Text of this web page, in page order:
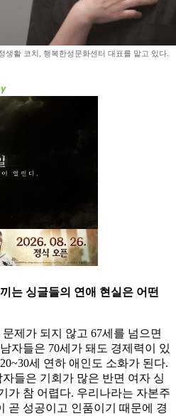
생활 코치, 행복한성문화센터 대표를 맡고 있다.
는 싱글들의 연애 현실은 어떤
제가 되지 않고 67세를 넘으면
자들은 70세가 돼도 경제력이 있
세 연하 애인도 소화가 된다.
들은 기회가 많은 반면 여자 싱
가 참 어렵다. 우리나라는 자본주
곧 성공이고 인품이기 때문에 경